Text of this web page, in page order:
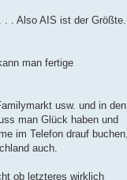
. Also AIS ist der Größte.
man fertige
usw. und in den
man Glück haben und
im Telefon drauf buchen,
auch.
ob letzteres wirklich